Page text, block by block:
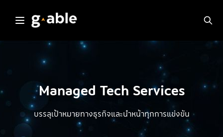
Managed Tech Services
บรรลุเป้าหมายทางธุรกิจและนำหน้าทุกการแข่งขัน